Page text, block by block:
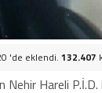
'de eklendi. 132.407
Hareli